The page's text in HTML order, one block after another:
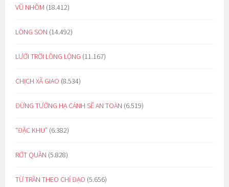
VŨ NHÔM (18.412)
LÒNG SON (14.492)
LƯỚI TRỜI LỒNG LỘNG (11.167)
CHỊCH XÃ GIAO (8.534)
ĐỪNG TƯỞNG HẠ CÁNH SẼ AN TOÀN (6.519)
“ĐẶC KHU” (6.382)
RỚT QUẦN (5.828)
TỪ TRẦN THEO CHỈ ĐẠO (5.656)